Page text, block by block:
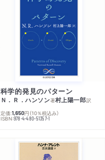
科学的発見のパターン
Ｎ．Ｒ．ハンソン著村上陽一郎訳
定価:1,650円 （10％税込み）
ISBN:978-4-480-51357-1